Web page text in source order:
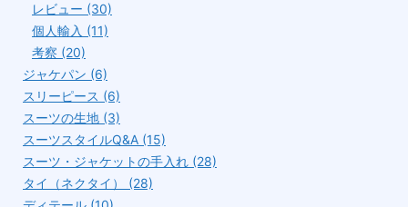
レビュー (30)
個人輸入 (11)
考察 (20)
ジャケパン (6)
スリーピース (6)
スーツの生地 (3)
スーツスタイルQ&A (15)
スーツ・ジャケットの手入れ (28)
タイ（ネクタイ） (28)